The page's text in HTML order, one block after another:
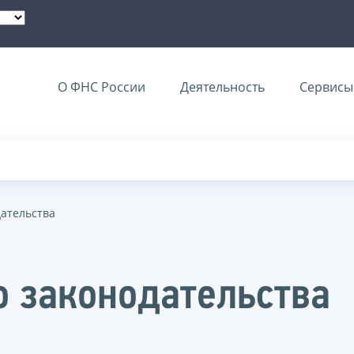
О ФНС России Деятельность Сервисы
законодательства